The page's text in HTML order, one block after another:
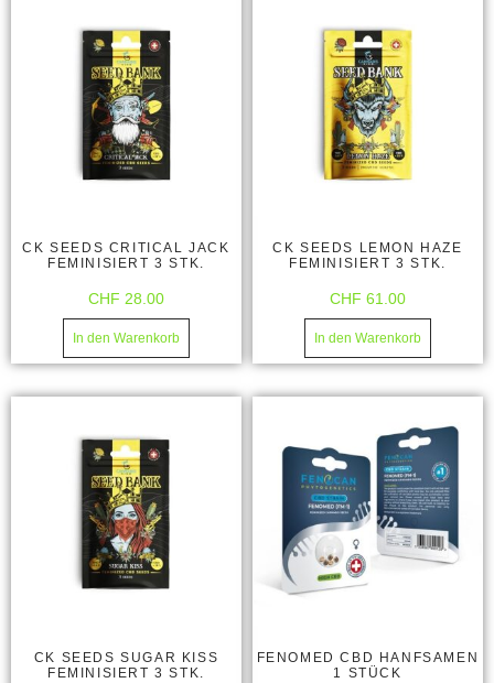
CK SEEDS CRITICAL JACK
FEMINISIERT 3 STK.
CHF 28.00
In den Warenkorb
CK SEEDS LEMON HAZE
FEMINISIERT 3 STK.
CHF 61.00
In den Warenkorb
CK SEEDS SUGAR KISS
FEMINISIERT 3 STK.
FENOMED CBD HANFSAMEN
1 STÜCK